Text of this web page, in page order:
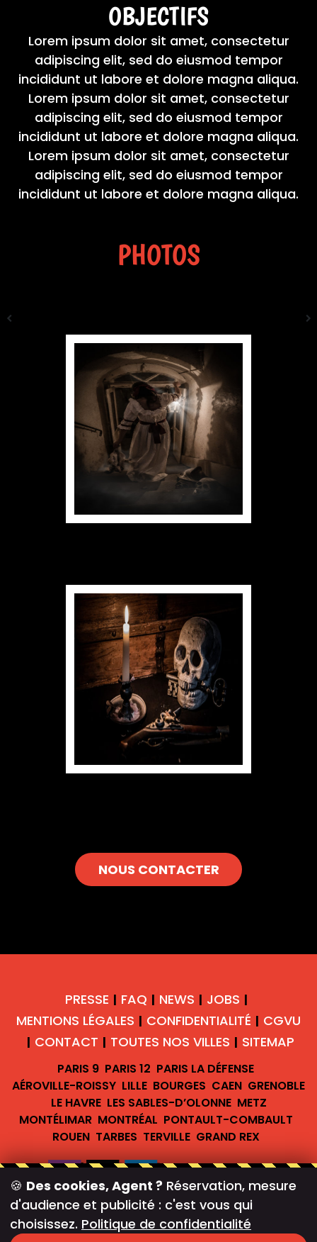
OBJECTIFS
Lorem ipsum dolor sit amet, consectetur
adipiscing elit, sed do eiusmod tempor
incididunt ut labore et dolore magna aliqua.
Lorem ipsum dolor sit amet, consectetur
adipiscing elit, sed do eiusmod tempor
incididunt ut labore et dolore magna aliqua.
Lorem ipsum dolor sit amet, consectetur
adipiscing elit, sed do eiusmod tempor
incididunt ut labore et dolore magna aliqua.
PHOTOS
NOUS CONTACTER
PRESSE | FAQ | NEWS | JOBS |
MENTIONS LÉGALES | CONFIDENTIALITÉ | CGVU
| CONTACT | TOUTES NOS VILLES | SITEMAP
PARIS 9 PARIS 12 PARIS LA DÉFENSE
AÉROVILLE-ROISSY LILLE BOURGES CAEN GRENOBLE
LE HAVRE LES SABLES-D’OLONNE METZ
MONTÉLIMAR MONTRÉAL PONTAULT-COMBAULT
ROUEN TARBES TERVILLE GRAND REX
#teambreakofficiel
Newsletter
🍪 Des cookies, Agent ? Réservation, mesure
d'audience et publicité : c'est vous qui
choisissez. Politique de confidentialité